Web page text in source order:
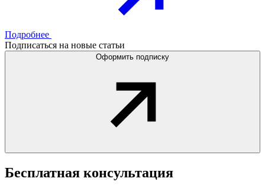
Подробнее
Подписаться на новые статьи
Оформить подписку
Бесплатная консультация